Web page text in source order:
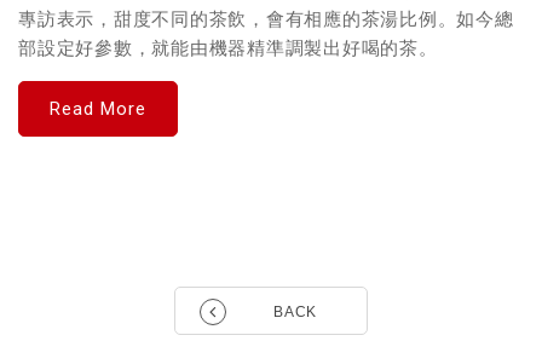
專訪表示，甜度不同的茶飲，會有相應的茶湯比例。如今總
部設定好參數，就能由機器精準調製出好喝的茶。
Read More
BACK